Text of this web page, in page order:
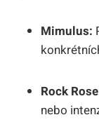
Mimulus:
Rock
nebo